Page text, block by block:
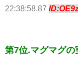
22:38:58.87
第7位.マグマグ